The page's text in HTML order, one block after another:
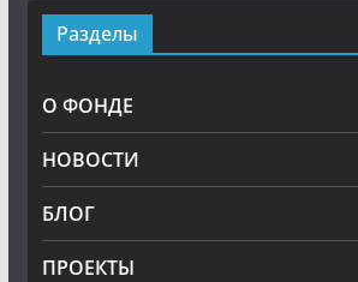
Разделы
О ФОНДЕ
НОВОСТИ
БЛОГ
ПРОЕКТЫ